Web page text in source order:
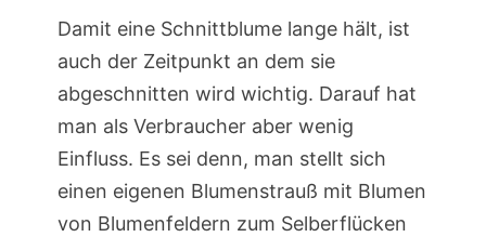
Damit eine Schnittblume lange hält, ist
auch der Zeitpunkt an dem sie
abgeschnitten wird wichtig. Darauf hat
man als Verbraucher aber wenig
Einfluss. Es sei denn, man stellt sich
einen eigenen Blumenstrauß mit Blumen
von Blumenfeldern zum Selberflücken